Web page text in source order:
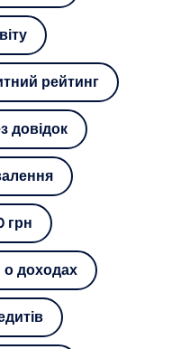
рейтинг
довідок
грн
о доходах